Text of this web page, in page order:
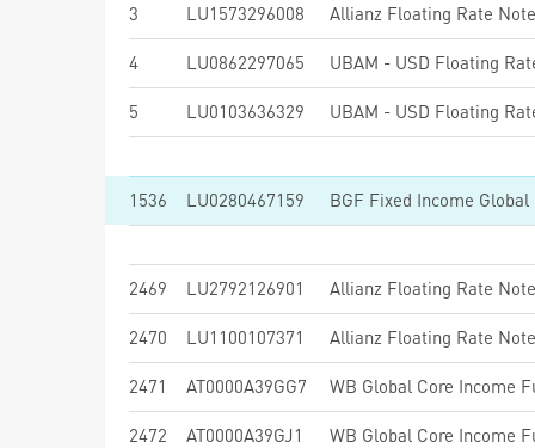
3 LU1573296008
4 LU0862297065 UBAM - USD Floating
5 LU0103636329 UBAM - USD Floating
1536 LU0280467159
2469 LU2792126901 Allianz Floating Rate
2470 LU1100107371 Allianz Floating Rate
2471 AT0000A39GG7 WB Global Core Income
2472 AT0000A39GJ1 WB Global Core Income